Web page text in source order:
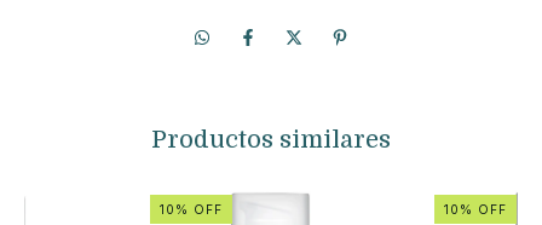
Productos similares
10% OFF 10% OFF